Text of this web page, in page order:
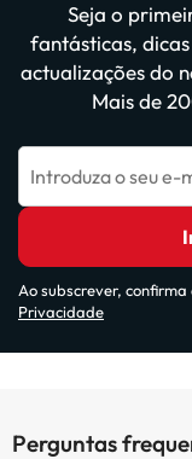
Seja o
fantásticas,
actualizações do
Mais de
Introduza o seu e-
Ao subscrever,
Privacidade
Perguntas